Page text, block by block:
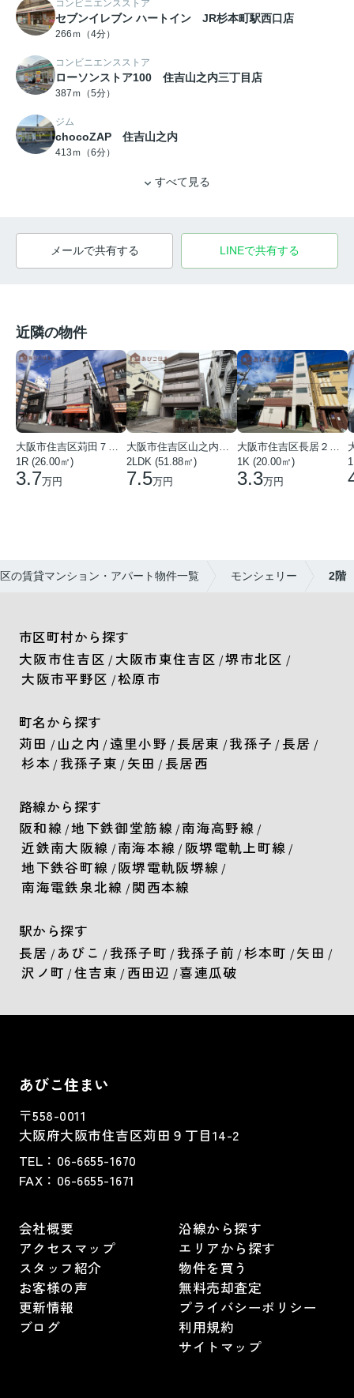
コンビニエンスストア
セブンイレブン ハートイン JR杉本町駅西口店
266ｍ（4分）
コンビニエンスストア
ローソンストア100 住吉山之内三丁目店
387ｍ（5分）
ジム
chocoZAP 住吉山之内
413ｍ（6分）
すべて見る
メールで共有する LINEで共有する
近隣の物件
大阪市住吉区苅田７丁目
1R (26.00㎡)
3.7万円
大阪市住吉区山之内３丁目
2LDK (51.88㎡)
7.5万円
大阪市住吉区長居２丁目
1K (20.00㎡)
3.3万円
の賃貸マンション・アパート物件一覧 モンシェリー 2階
市区町村から探す
大阪市住吉区 / 大阪市東住吉区 /堺市北区 /
大阪市平野区 /松原市
町名から探す
苅田 / 山之内 / 遠里小野 / 長居東 / 我孫子 / 長居 /
杉本 / 我孫子東 / 矢田 / 長居西
路線から探す
阪和線 /地下鉄御堂筋線 /南海高野線 /
近鉄南大阪線 /南海本線 / 阪堺電軌上町線 /
地下鉄谷町線 / 阪堺電軌阪堺線 /
南海電鉄泉北線 / 関西本線
駅から探す
長居 / あびこ / 我孫子町 / 我孫子前 / 杉本町 / 矢田 /
沢ノ町 / 住吉東 / 西田辺 /喜連瓜破
あびこ住まい
〒558-0011
大阪府大阪市住吉区苅田９丁目14-2
TEL： 06-6655-1670
FAX： 06-6655-1671
会社概要
アクセスマップ
スタッフ紹介
お客様の声
更新情報
ブログ
沿線から探す
エリアから探す
物件を買う
無料売却査定
プライバシーポリシー
利用規約
サイトマップ